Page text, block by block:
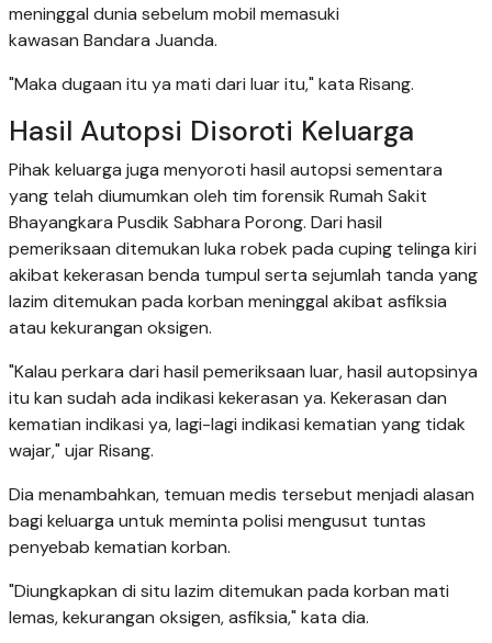
meninggal dunia sebelum mobil memasuki
kawasan Bandara Juanda.
"Maka dugaan itu ya mati dari luar itu," kata Risang.
Hasil Autopsi Disoroti Keluarga
Pihak keluarga juga menyoroti hasil autopsi sementara
yang telah diumumkan oleh tim forensik Rumah Sakit
Bhayangkara Pusdik Sabhara Porong. Dari hasil
pemeriksaan ditemukan luka robek pada cuping telinga kiri
akibat kekerasan benda tumpul serta sejumlah tanda yang
lazim ditemukan pada korban meninggal akibat asfiksia
atau kekurangan oksigen.
"Kalau perkara dari hasil pemeriksaan luar, hasil autopsinya
itu kan sudah ada indikasi kekerasan ya. Kekerasan dan
kematian indikasi ya, lagi-lagi indikasi kematian yang tidak
wajar," ujar Risang.
Dia menambahkan, temuan medis tersebut menjadi alasan
bagi keluarga untuk meminta polisi mengusut tuntas
penyebab kematian korban.
"Diungkapkan di situ lazim ditemukan pada korban mati
lemas, kekurangan oksigen, asfiksia," kata dia.